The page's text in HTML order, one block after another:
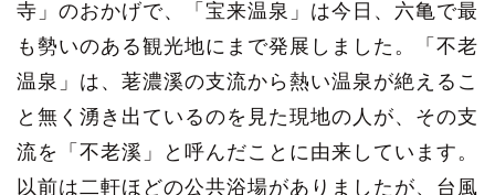
寺」のおかげで、「宝来温泉」は今日、六亀で最
も勢いのある観光地にまで発展しました。「不老
温泉」は、荖濃溪の支流から熱い温泉が絶えるこ
と無く湧き出ているのを見た現地の人が、その支
流を「不老溪」と呼んだことに由来しています。
以前は二軒ほどの公共浴場がありましたが、台風